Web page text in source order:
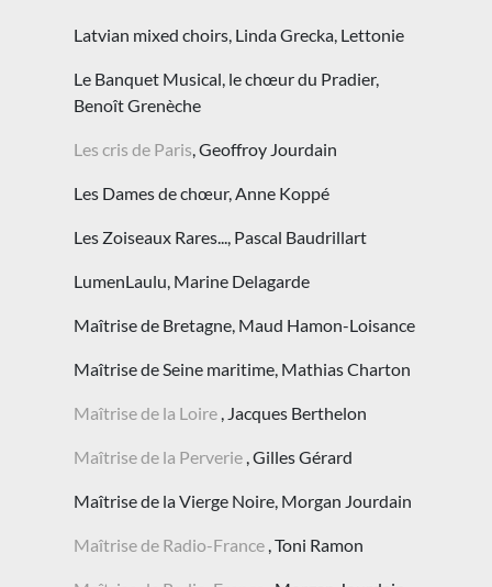
Latvian mixed choirs, Linda Grecka, Lettonie
Le Banquet Musical, le chœur du Pradier,
Benoît Grenèche
Les cris de Paris , Geoffroy Jourdain
Les Dames de chœur, Anne Koppé
Les Zoiseaux Rares..., Pascal Baudrillart
LumenLaulu, Marine Delagarde
Maîtrise de Bretagne, Maud Hamon-Loisance
Maîtrise de Seine maritime, Mathias Charton
Maîtrise de la Loire , Jacques Berthelon
Maîtrise de la Perverie , Gilles Gérard
Maîtrise de la Vierge Noire, Morgan Jourdain
Maîtrise de Radio-France , Toni Ramon